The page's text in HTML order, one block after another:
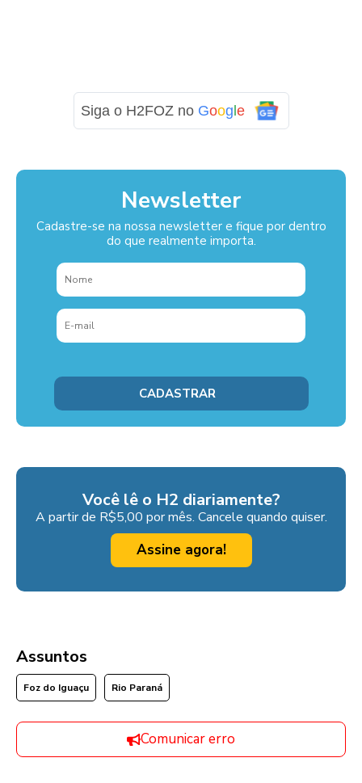
Siga o H2FOZ no Google
Newsletter
Cadastre-se na nossa newsletter e fique por dentro
do que realmente importa.
Você lê o H2 diariamente?
A partir de R$5,00 por mês. Cancele quando quiser.
Assine agora!
Assuntos
Foz do Iguaçu Rio Paraná
Comunicar erro